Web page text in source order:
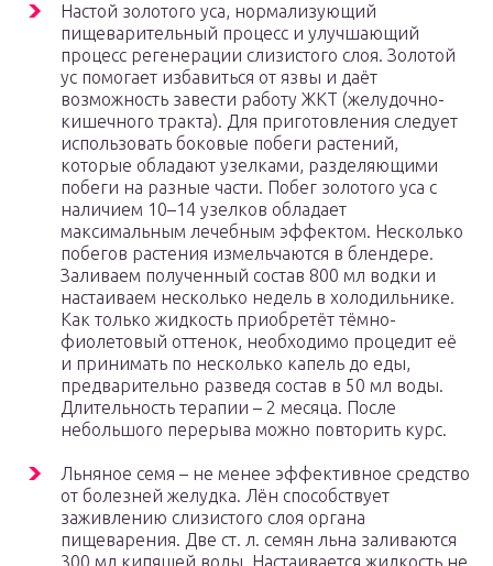
Настой золотого уса, нормализующий
пищеварительный процесс и улучшающий
процесс регенерации слизистого слоя. Золотой
ус помогает избавиться от язвы и даёт
возможность завести работу ЖКТ (желудочно-
кишечного тракта). Для приготовления следует
использовать боковые побеги растений,
которые обладают узелками, разделяющими
побеги на разные части. Побег золотого уса с
наличием 10–14 узелков обладает
максимальным лечебным эффектом. Несколько
побегов растения измельчаются в блендере.
Заливаем полученный состав 800 мл водки и
настаиваем несколько недель в холодильнике.
Как только жидкость приобретёт тёмно-
фиолетовый оттенок, необходимо процедит её
и принимать по несколько капель до еды,
предварительно разведя состав в 50 мл воды.
Длительность терапии – 2 месяца. После
небольшого перерыва можно повторить курс.
Льняное семя – не менее эффективное средство
от болезней желудка. Лён способствует
заживлению слизистого слоя органа
пищеварения. Две ст. л. семян льна заливаются
300 мл кипящей воды. Настаивается жидкость не